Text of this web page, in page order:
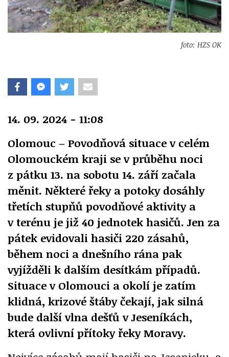
foto: HZS OK
14. 09. 2024 - 11:08
Olomouc – Povodňová situace v celém
Olomouckém kraji se v průběhu noci
z pátku 13. na sobotu 14. září začala
měnit. Některé řeky a potoky dosáhly
třetích stupňů povodňové aktivity a
v terénu je již 40 jednotek hasičů. Jen za
pátek evidovali hasiči 220 zásahů,
během noci a dnešního rána pak
vyjížděli k dalším desítkám případů.
Situace v Olomouci a okolí je zatím
klidná, krizové štáby čekají, jak silná
bude další vlna dešťů v Jeseníkách,
která ovlivní přítoky řeky Moravy.